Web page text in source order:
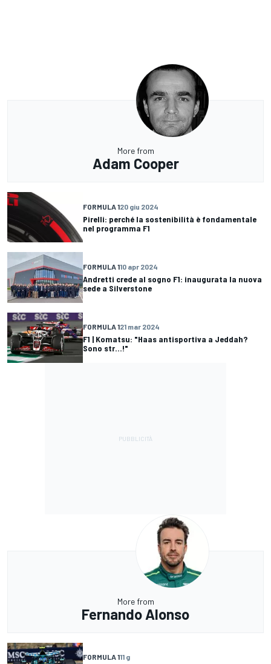
More from
Adam Cooper
FORMULA 120 giu 2024
Pirelli: perché la sostenibilità è fondamentale
nel programma F1
FORMULA 110 apr 2024
Andretti crede al sogno F1: inaugurata la nuova
sede a Silverstone
FORMULA 121 mar 2024
F1 | Komatsu: "Haas antisportiva a Jeddah?
Sono str...!"
More from
Fernando Alonso
FORMULA 111 g